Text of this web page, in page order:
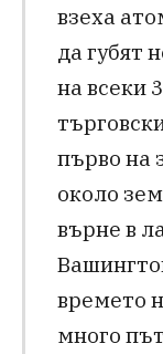
взеха
да губят
на всеки
първо на
около
върне в
времето
много